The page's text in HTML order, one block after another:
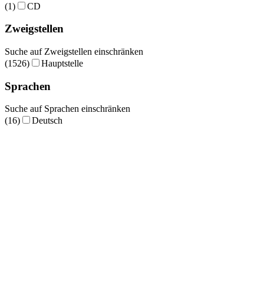
(1)
CD
Zweigstellen
Suche auf Zweigstellen einschränken
(1526)
Hauptstelle
Sprachen
Suche auf Sprachen einschränken
(16)
Deutsch